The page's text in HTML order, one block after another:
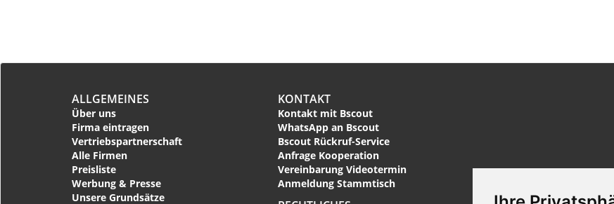
ALLGEMEINES
Über uns
Firma eintragen
Vertriebspartnerschaft
Alle Firmen
Preisliste
Werbung & Presse
Unsere Grundsätze
KONTAKT
Kontakt mit Bscout
WhatsApp an Bscout
Bscout Rückruf-Service
Anfrage Kooperation
Vereinbarung Videotermin
Anmeldung Stammtisch